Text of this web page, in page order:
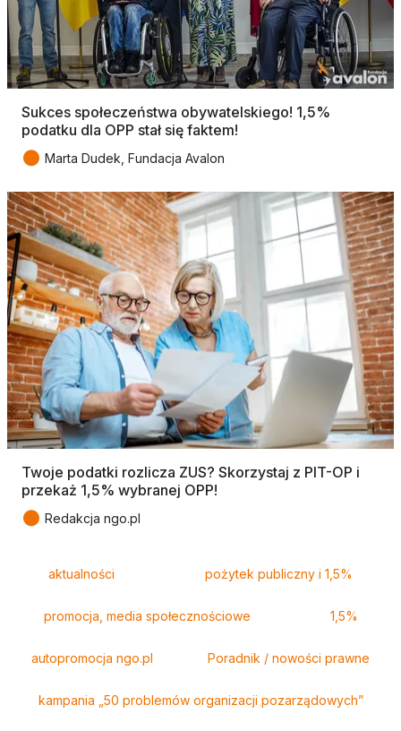
Sukces społeczeństwa obywatelskiego! 1,5%
podatku dla OPP stał się faktem!
● Marta Dudek, Fundacja Avalon
Twoje podatki rozlicza ZUS? Skorzystaj z PIT-OP i
przekaż 1,5% wybranej OPP!
● Redakcja ngo.pl
aktualności pożytek publiczny i 1,5%
promocja, media społecznościowe 1,5%
autopromocja ngo.pl Poradnik / nowości prawne
kampania „50 problemów organizacji pozarządowych”